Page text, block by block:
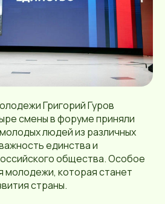
Григорий Гуров
смены в форуме приняли
людей из различных
единства и
общества. Особое
молодежи, которая станет
страны.